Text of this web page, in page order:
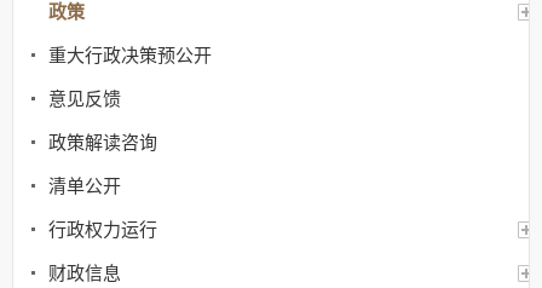
政策
重大行政决策预公开
意见反馈
政策解读咨询
清单公开
行政权力运行
财政信息